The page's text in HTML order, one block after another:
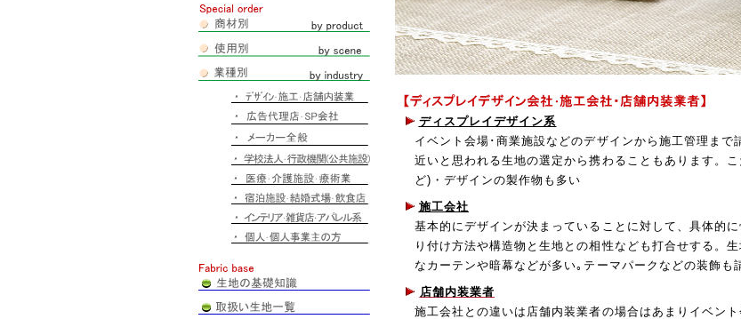
ディスプレイデザイン系
イベント会場･商業施設などのデザインから施工管理ま
近いと思われる生地の選定から携わることもあります。
ど)・デザインの製作物も多い
施工会社
基本的にデザインが決まっていることに対して、具体的
り付け方法や構造物と生地との相性なども打合せする。
なカーテンや暗幕などが多い｡テーマパークなどの装飾も
店舗内装業者
施工会社との違いは店舗内装業者の場合はあまりイベン